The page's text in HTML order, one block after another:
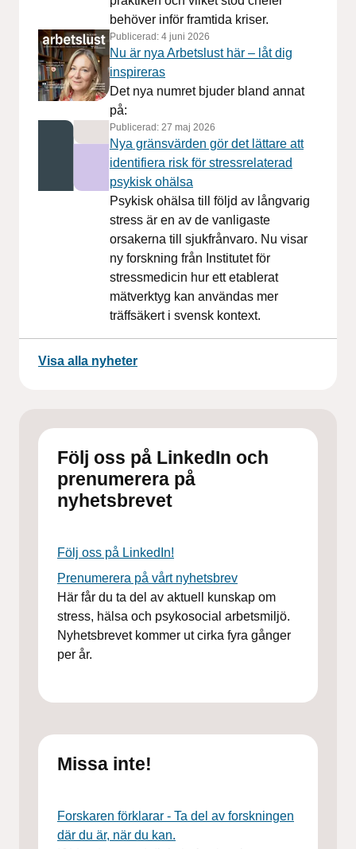
behöver inför framtida kriser.
Publicerad: 4 juni 2026
Nu är nya Arbetslust här – låt dig
inspireras
Det nya numret bjuder bland annat
på:
Publicerad: 27 maj 2026
Nya gränsvärden gör det lättare att
identifiera risk för stressrelaterad
psykisk ohälsa
Psykisk ohälsa till följd av långvarig
stress är en av de vanligaste
orsakerna till sjukfrånvaro. Nu visar
ny forskning från Institutet för
stressmedicin hur ett etablerat
mätverktyg kan användas mer
träffsäkert i svensk kontext.
Visa alla nyheter
Följ oss på LinkedIn och
prenumerera på
nyhetsbrevet
Följ oss på LinkedIn!
Prenumerera på vårt nyhetsbrev
Här får du ta del av aktuell kunskap om
stress, hälsa och psykosocial arbetsmiljö.
Nyhetsbrevet kommer ut cirka fyra gånger
per år.
Missa inte!
Forskaren förklarar - Ta del av forskningen
där du är, när du kan.